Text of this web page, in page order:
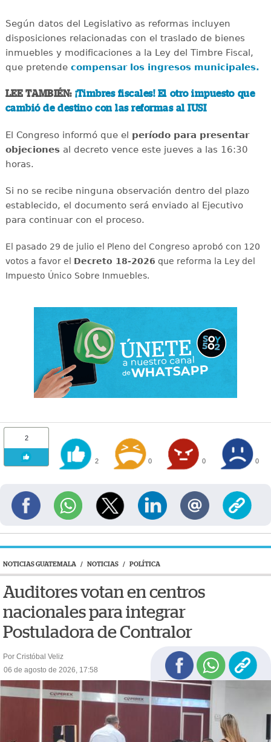
Según datos del Legislativo as reformas incluyen
disposiciones relacionadas con el traslado de bienes
inmuebles y modificaciones a la Ley del Timbre Fiscal,
que pretende compensar los ingresos municipales.
LEE TAMBIÉN: ¡Timbres fiscales! El otro impuesto que
cambió de destino con las reformas al IUSI
El Congreso informó que el período para presentar
objecionesal decreto vence este jueves a las 16:30
horas.
Si no se recibe ninguna observación dentro del plazo
establecido, el documento será enviado al Ejecutivo
para continuar con el proceso.
El pasado 29 de julio el Pleno del Congreso aprobó con 120
votos a favor el Decreto 18-2026 que reforma la Ley del
Impuesto Único Sobre Inmuebles.
2
2 0 0 0
NOTICIAS GUATEMALA / NOTICIAS / POLÍTICA
Auditores votan en centros
nacionales para integrar
Postuladora de Contralor
Por Cristóbal Veliz
06 de agosto de 2026, 17:58